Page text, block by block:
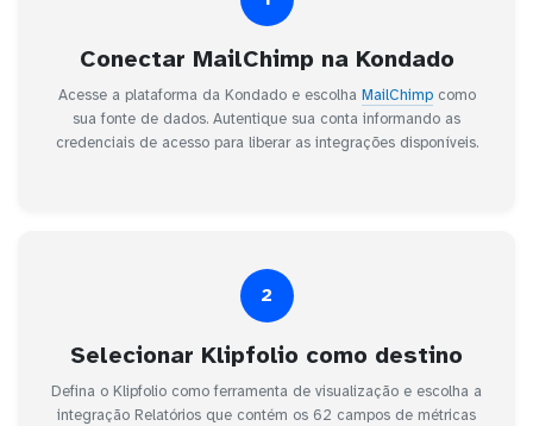
Conectar MailChimp na Kondado
Acesse a plataforma da Kondado e escolha MailChimpcomo
sua fonte de dados. Autentique sua conta informando as
credenciais de acesso para liberar as integrações disponíveis.
2
Selecionar Klipfolio como destino
Defina o Klipfolio como ferramenta de visualização e escolha a
integração Relatórios que contém os 62 campos de métricas